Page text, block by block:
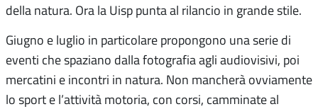
della natura. Ora la Uisp punta al rilancio in grande stile.
Giugno e luglio in particolare propongono una serie di
eventi che spaziano dalla fotografia agli audiovisivi, poi
mercatini e incontri in natura. Non mancherà ovviamente
lo sport e l’attività motoria, con corsi, camminate al